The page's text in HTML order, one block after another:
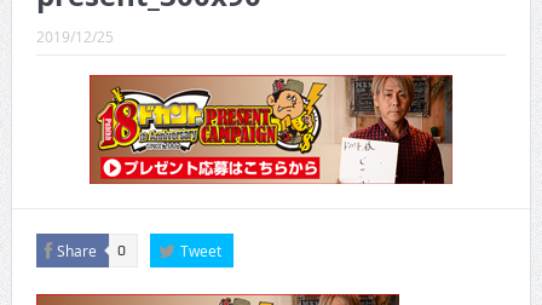
CINEMA×STYLE 289号
CINEMA×STYLE 288号
CINEMA×STYLE 287号
CINEMA×STYLE 286号
CINEMA×STYLE 294号
2019/12/25
Share 0 Tweet